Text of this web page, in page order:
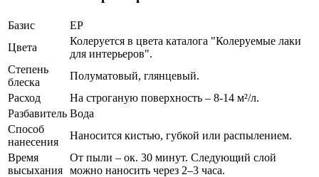
Базис
EР
Цвета
Колеруется в цвета каталога "Колеруемые лаки
для интерьеров".
Степень
блеска
Полуматовый, глянцевый.
Расход
На строганую поверхность – 8-14 м²/л.
Разбавитель Вода
Способ
нанесения
Наносится кистью, губкой или распылением.
Время
высыхания
От пыли – ок. 30 минут. Следующий слой
можно наносить через 2–3 часа.